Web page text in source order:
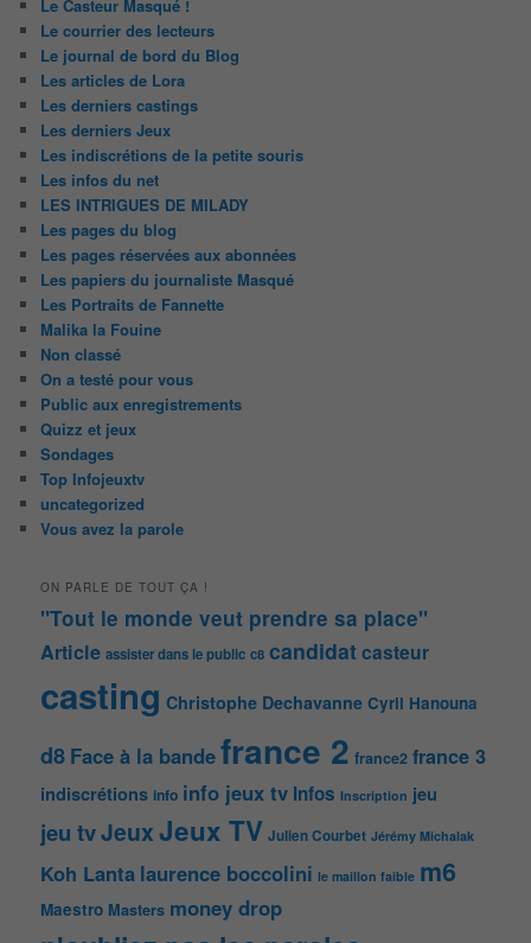
Le Casteur Masqué !
Le courrier des lecteurs
Le journal de bord du Blog
Les articles de Lora
Les derniers castings
Les derniers Jeux
Les indiscrétions de la petite souris
Les infos du net
LES INTRIGUES DE MILADY
Les pages du blog
Les pages réservées aux abonnées
Les papiers du journaliste Masqué
Les Portraits de Fannette
Malika la Fouine
Non classé
On a testé pour vous
Public aux enregistrements
Quizz et jeux
Sondages
Top Infojeuxtv
uncategorized
Vous avez la parole
ON PARLE DE TOUT ÇA !
"Tout le monde veut prendre sa place"
Article assister dans le public c8 candidatcasteur
casting Christophe Dechavanne Cyril Hanouna
d8 Face à la bandefrance 2 france2 france 3
indiscrétions info info jeux tv Infos Inscription jeu
jeu tvJeuxJeux TV Julien Courbet Jérémy Michalak
Koh Lanta laurence boccolini le maillon faible m6
Maestro Masters money drop